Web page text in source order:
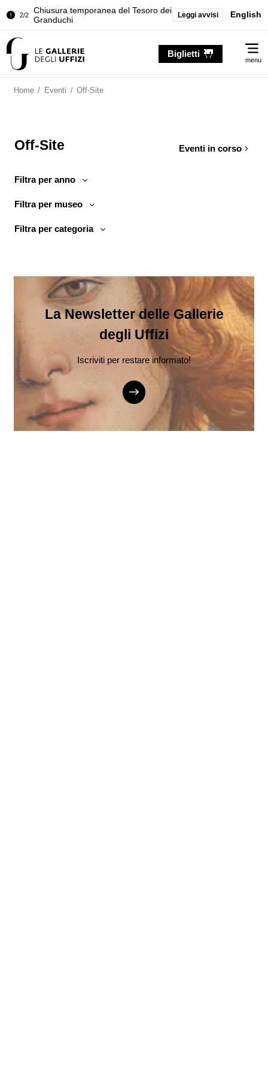
2/2
Chiusura temporanea del Tesoro dei
Granduchi
della Sala dell'Iliade
Granduchi
Leggi avvisi English
Biglietti
menu
Home / Eventi / Off-Site
Off-Site Eventi in corso
Filtra per anno
Filtra per museo
Filtra per categoria
La Newsletter delle Gallerie
degli Uffizi
Iscriviti per restare informato!